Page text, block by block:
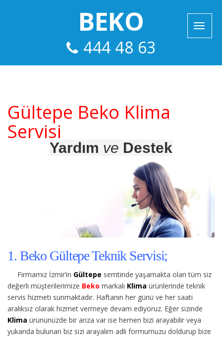
BEKO
444 48 63
Gültepe Beko Klima
Servisi
Yardım ve Destek
1. Beko Gültepe Teknik Servisi;
Firmamız İzmir’in Gültepe semtinde yaşamakta olan tüm siz
değerli müşterilerimize Beko markalı Klima ürünlerinde teknik
servis hizmeti sunmaktadır. Haftanın her günü ve her saati
aralıksız olarak hizmet vermeye devam ediyoruz. Eğer sizinde
Klima ürününüzde bir arıza var ise hemen bizi arayabilir veya
yukarıda bulunan biz sizi arayalım adlı formumuzu doldurup bize